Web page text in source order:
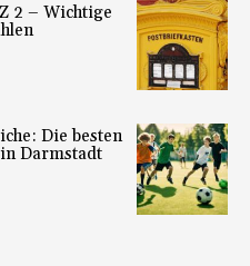
2 – Wichtige
Die besten
Darmstadt